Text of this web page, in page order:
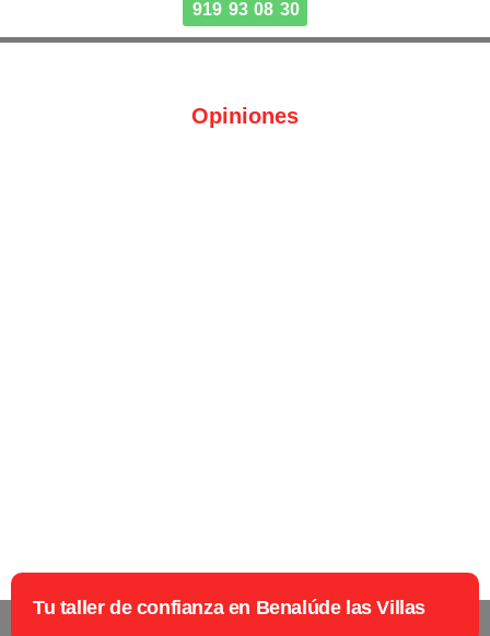
919 93 08 30
Opiniones
Tu taller de confianza en Benalúde las Villas